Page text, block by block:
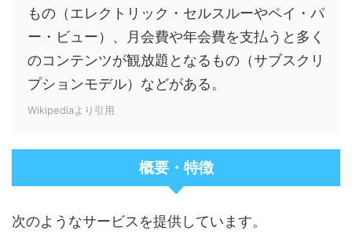
もの（エレクトリック・セルスルーやペイ・パ
ー・ビュー）、月会費や年会費を支払うと多く
のコンテンツが観放題となるもの（サブスクリ
プションモデル）などがある。
Wikipediaより引用
概要・特徴
次のようなサービスを提供しています。